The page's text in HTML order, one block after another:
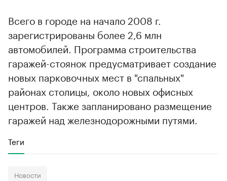
Всего в городе на начало 2008 г.
зарегистрированы более 2,6 млн
автомобилей. Программа строительства
гаражей-стоянок предусматривает создание
новых парковочных мест в "спальных"
районах столицы, около новых офисных
центров. Также запланировано размещение
гаражей над железнодорожными путями.
Теги
Новости